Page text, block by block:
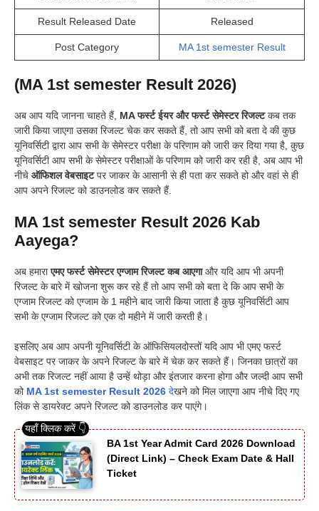
Result Released Date Released
Post Category MA 1st semester Result
(MA 1st semester Result 2026)
अब आप यदि जानना चाहते हैं, MA फर्स्ट ईयर और फर्स्ट सेमेस्टर रिजल्टकब तक
जारी किया जाएगा उसका रिजल्ट चेक कर सकते हैं, तो आप सभी को बता दे की कुछ
यूनिवर्सिटी द्वारा आप सभी के सेमेस्टर परीक्षा के परिणाम को जारी कर दिया गया है, कुछ
यूनिवर्सिटी आप सभी के सेमेस्टर परीक्षाओं के परिणाम को जारी कर रही है, अब आप भी
नीचे ऑफिशल वेबसाइटपर जाकर के आसानी से ही पता कर सकते हो और वहां से ही
आप अपने रिजल्ट को डाउनलोड कर सकते हैं.
MA 1st semester Result 2026 Kab
Aayega?
अब हमाराएमए फर्स्ट सेमेस्टर एग्जाम रिजल्ट कब आएगाऔर यदि आप भी अपनी
रिजल्ट के बारे में खोजना शुरू कर रहे हैं तो आप सभी को बता दे कि आप सभी के
एग्जाम रिजल्ट को एग्जाम के 1 महीने बाद जारी किया जाता है कुछ यूनिवर्सिटी आप
सभी के एग्जाम रिजल्ट को एक दो महीने में जारी करती है।
इसलिए अब आप अपनी यूनिवर्सिटी के ऑफिसियलदोस्तों यदि आप भी एमए फर्स्ट
वेबसाइट पर जाकर के अपने रिजल्ट के बारे में चेक कर सकते हैं। जिनका छात्रों का
अभी तक रिजल्ट नहीं आया है उन्हें थोड़ा और इंतजार करना होगा और जल्दी आप सभी
को MA 1st semester Result 2026 देखने को मिल जाएगा आप नीचे दिए गए
लिंक से डायरेक्ट अपने रिजल्ट को डाउनलोड कर पाएंगे।
BA 1st Year Admit Card 2026 Download
(Direct Link) – Check Exam Date & Hall
Ticket